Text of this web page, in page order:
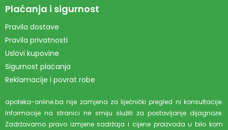
Plaćanja i sigurnost
Pravila dostave
Pravila privatnosti
Uslovi kupovine
Sigurnost plaćanja
Reklamacije i povrat robe
apoteka-online.ba nije zamjena za liječnički pregled ni konsultacije.
Informacije na stranici ne smiju služiti za postavljanje dijagnoze.
Zadržavamo pravo izmjene sadržaja i cijene proizvoda u bilo kom